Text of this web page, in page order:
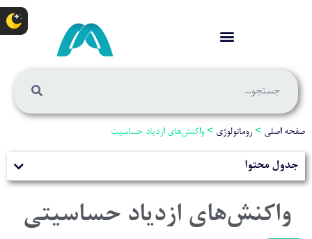
صفحه اصلی > روماتولوژی >واکنش‌های ازدیاد حساسیت
جدول محتوا
واکنش‌های ازدیاد حساسیتی